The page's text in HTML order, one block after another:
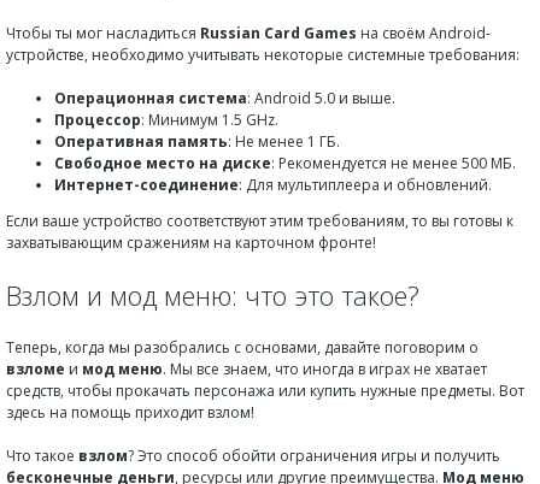
Чтобы ты мог насладиться Russian Card Games на своём Android-
устройстве, необходимо учитывать некоторые системные требования:
Операционная система: Android 5.0 и выше.
Процессор: Минимум 1.5 GHz.
Оперативная память: Не менее 1 ГБ.
Свободное место на диске: Рекомендуется не менее 500 МБ.
Интернет-соединение: Для мультиплеера и обновлений.
Если ваше устройство соответствуют этим требованиям, то вы готовы к
захватывающим сражениям на карточном фронте!
Взлом и мод меню: что это такое?
Теперь, когда мы разобрались с основами, давайте поговорим о
взломе и мод меню. Мы все знаем, что иногда в играх не хватает
средств, чтобы прокачать персонажа или купить нужные предметы. Вот
здесь на помощь приходит взлом!
Что такое взлом? Это способ обойти ограничения игры и получить
бесконечные деньги, ресурсы или другие преимущества. Мод меню